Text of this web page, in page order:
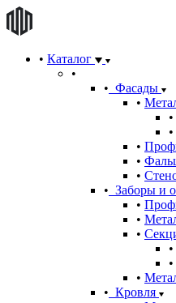
Каталог
Фасады
Заборы и
Кровля